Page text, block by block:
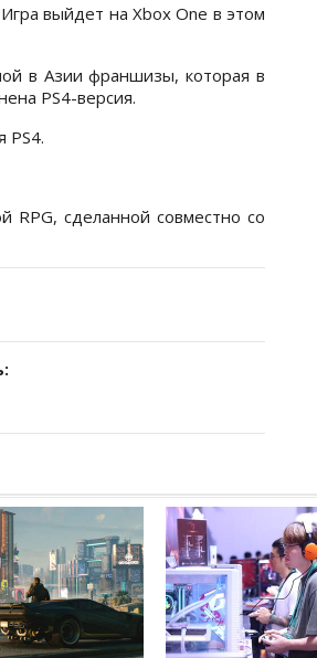
выйдет на Xbox One в этом
в Азии франшизы, которая в
PS4-версия.
PS4.
RPG, сделанной совместно со